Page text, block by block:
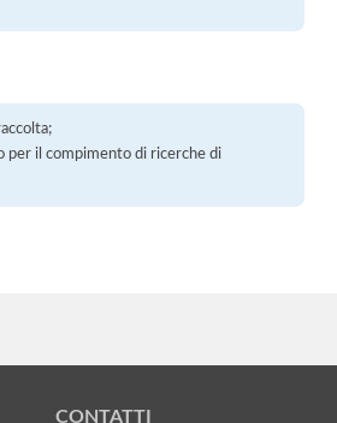
per il compimento di ricerche di
CONTATTI